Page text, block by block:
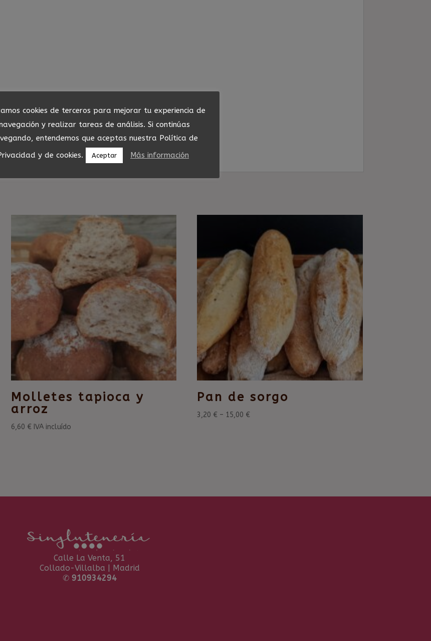
Molletes tapioca y
arroz
6,60 € IVA incluído
Pan de sorgo
3,20 € – 15,00 €
Calle La Venta, 51
Collado-Villalba | Madrid
✆ 910934294
cookies de terceros para mejorar tu experiencia de
y realizar tareas de análisis. Si continúas
entendemos que aceptas nuestra Política de
y de cookies.
Aceptar Más información